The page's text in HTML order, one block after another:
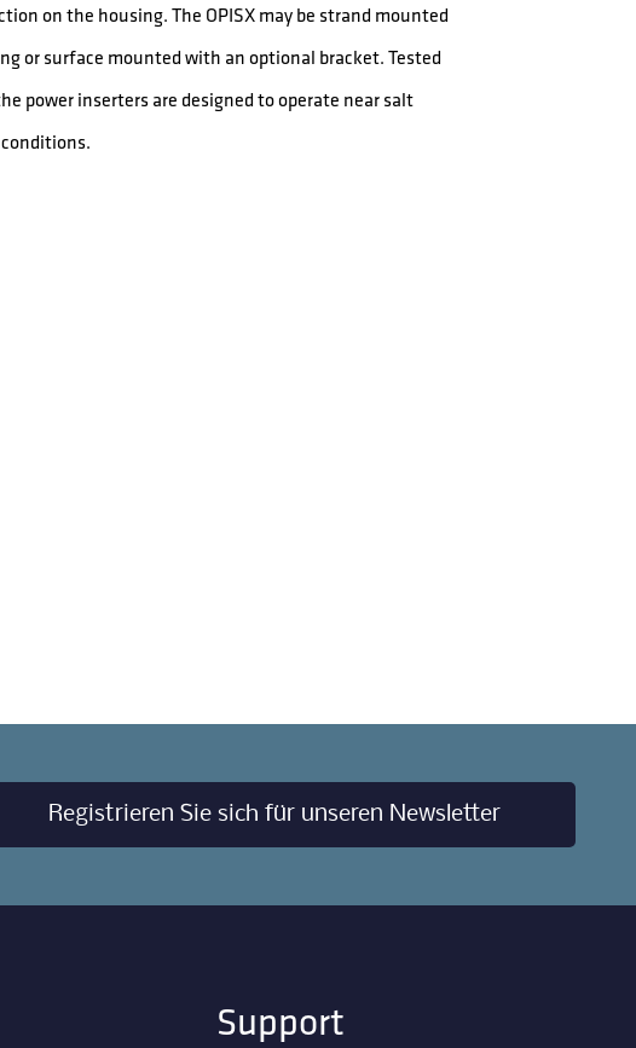
on the housing. The OPISX may be strand mounted
or surface mounted with an optional bracket. Tested
power inserters are designed to operate near salt
Registrieren Sie sich für unseren Newsletter
Support